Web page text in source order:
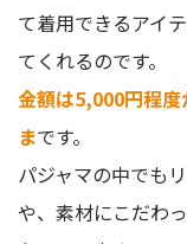
て着用できるアイ
てくれるのです。
金額は5,000円程
まです。
パジャマの中でも
や、素材にこだわ